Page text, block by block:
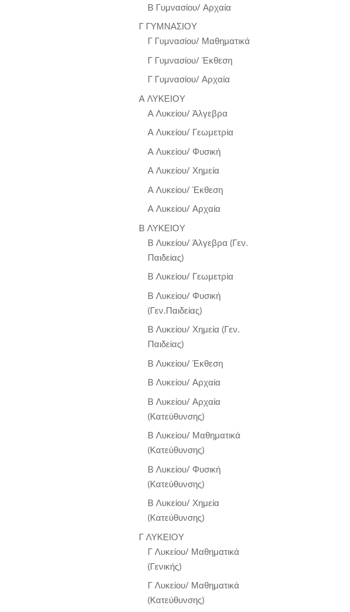
Β Γυμνασίου/ Αρχαία
Γ ΓΥΜΝΑΣΙΟΥ
Γ Γυμνασίου/ Μαθηματικά
Γ Γυμνασίου/ Έκθεση
Γ Γυμνασίου/ Αρχαία
Α ΛΥΚΕΙΟΥ
Α Λυκείου/ Άλγεβρα
Α Λυκείου/ Γεωμετρία
Α Λυκείου/ Φυσική
Α Λυκείου/ Χημεία
Α Λυκείου/ Έκθεση
Α Λυκείου/ Αρχαία
Β ΛΥΚΕΙΟΥ
Β Λυκείου/ Άλγεβρα (Γεν.
Παιδείας)
Β Λυκείου/ Γεωμετρία
Β Λυκείου/ Φυσική
(Γεν.Παιδείας)
Β Λυκείου/ Χημεία (Γεν.
Παιδείας)
Β Λυκείου/ Έκθεση
Β Λυκείου/ Αρχαία
Β Λυκείου/ Αρχαία
(Κατεύθυνσης)
Β Λυκείου/ Μαθηματικά
(Κατεύθυνσης)
Β Λυκείου/ Φυσική
(Κατεύθυνσης)
Β Λυκείου/ Χημεία
(Κατεύθυνσης)
Γ ΛΥΚΕΙΟΥ
Γ Λυκείου/ Μαθηματικά
(Γενικής)
Γ Λυκείου/ Μαθηματικά
(Κατεύθυνσης)